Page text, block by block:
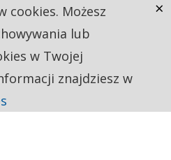
cookies. Możesz
lub
w Twojej
znajdziesz w
×